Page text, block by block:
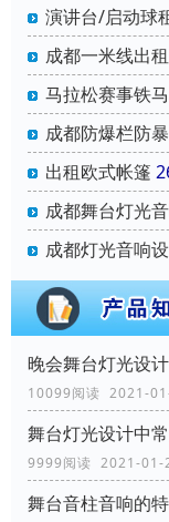
演讲台/启动球
成都一米线出租
马拉松赛事铁
成都防爆栏防
出租欧式帐篷
成都舞台灯光
成都灯光音响
晚会舞台灯光设
10099阅读 2021-
舞台灯光设计中
9999阅读 2021-01-
舞台音柱音响的